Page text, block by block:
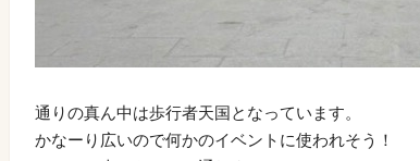
通りの真ん中は歩行者天国となっています。
かなーり広いので何かのイベントに使われそう！